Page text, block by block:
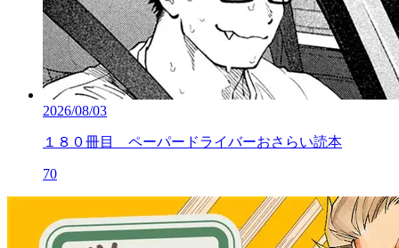
2026/08/03
１８０冊目 ペーパードライバーおさらい読本
70